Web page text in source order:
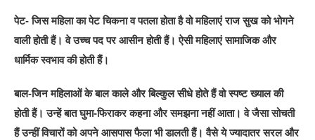
पेट- जिस महिला का पेट चिकना व पतला होता है वो महिलाएं राज सुख को भोगने
वाली होती हैं। वे उच्च पद पर आसीन होती हैं। ऐसी महिलाएं सामाजिक और
धार्मिक स्वभाव की होती हैं।
बाल-जिन महिलाओं के बाल काले और बिल्कुल सीधे होते हैं वो स्पष्ट ख्याल की
होती हैं। उन्हें बात घुमा-फिराकर कहना और समझना नहीं आता। वे जैसा सोचती
हैं उन्हीं विचारों को अपने आसपास फैला भी डालती हैं। वैसे ये ज्यादातर सरल और